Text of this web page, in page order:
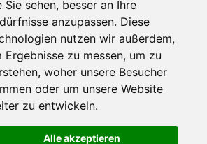
Sie sehen, besser an Ihre
anzupassen. Diese
nutzen wir außerdem,
Ergebnisse zu messen, um zu
woher unsere Besucher
oder um unsere Website
zu entwickeln.
Alle akzeptieren
Nutzungsbedingungen